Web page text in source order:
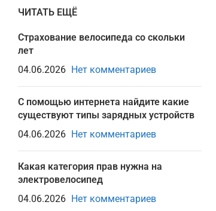
ЧИТАТЬ ЕЩЁ
Страхование велосипеда со скольки
лет
04.06.2026 Нет комментариев
С помощью интернета найдите какие
существуют типы зарядных устройств
04.06.2026 Нет комментариев
Какая категория прав нужна на
электровелосипед
04.06.2026 Нет комментариев